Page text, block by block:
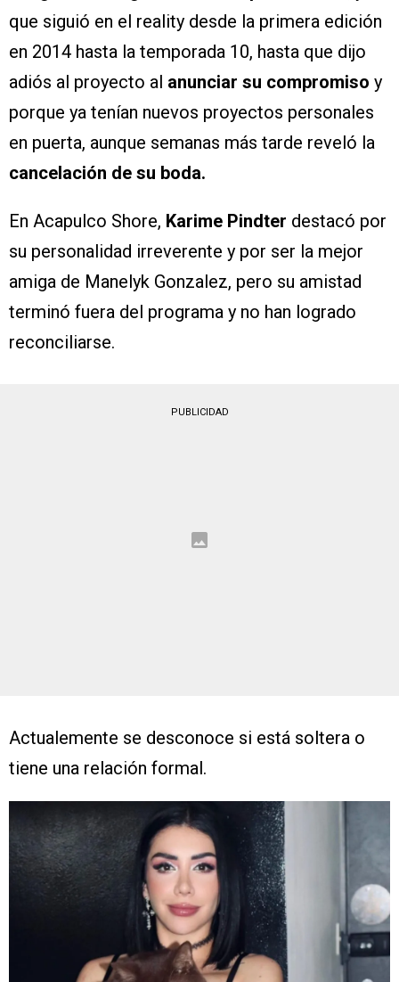
que siguió en el reality desde la primera edición
en 2014 hasta la temporada 10, hasta que dijo
adiós al proyecto al anunciar su compromiso y
porque ya tenían nuevos proyectos personales
en puerta, aunque semanas más tarde reveló la
cancelación de su boda.
En Acapulco Shore, Karime Pindter destacó por
su personalidad irreverente y por ser la mejor
amiga de Manelyk Gonzalez, pero su amistad
terminó fuera del programa y no han logrado
reconciliarse.
PUBLICIDAD
Actualemente se desconoce si está soltera o
tiene una relación formal.